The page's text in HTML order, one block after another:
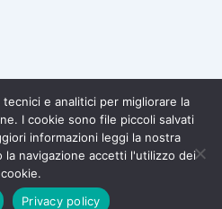
Consumatori Omnia – Tutti i diritti
Policy|Cookie Policy
Iscriviti gratuitamente e difendi i
tuoi diritti.
e analitici per migliorare la
I cookie sono file piccoli salvati
informazioni leggi la nostra
la navigazione accetti l'utilizzo dei
cookie.
Privacy policy